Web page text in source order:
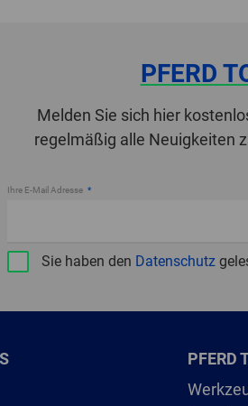
PFERD
Melden Sie sich hier
regelmäßig alle Neuigkeiten
Ihre E-Mail Adresse
Sie haben den Datenschutz
PFERD